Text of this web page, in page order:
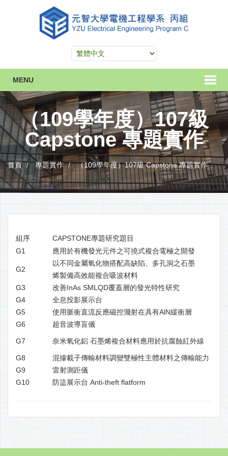
MENU
（109學年度）107級
Capstone 專題實作
首頁 專題實作 （109學年度）107級 Capstone 專題實作
組序
CAPSTONE專題研究題目
G1
應用於有機發光元件之可撓式複合電極之開發
G2
以不同金屬氧化物搭配高缺陷、多孔洞之石墨
烯製備高效能複合吸波材料
G3
改善InAs SMLQD覆蓋層的發光特性研究
G4
全息投影展示台
G5
使用脈衝直流反應磁控濺射在具有AlN緩衝層
G6
超音波導盲儀
G7 奈米氧化鋁 石墨烯複合材料應用於抗腐蝕紅外線
G8
混摻載子傳輸材料調變雙極性主體材料之傳輸能力
G9
雷射測距儀
G10
防盜展示台 Anti-theft flatform